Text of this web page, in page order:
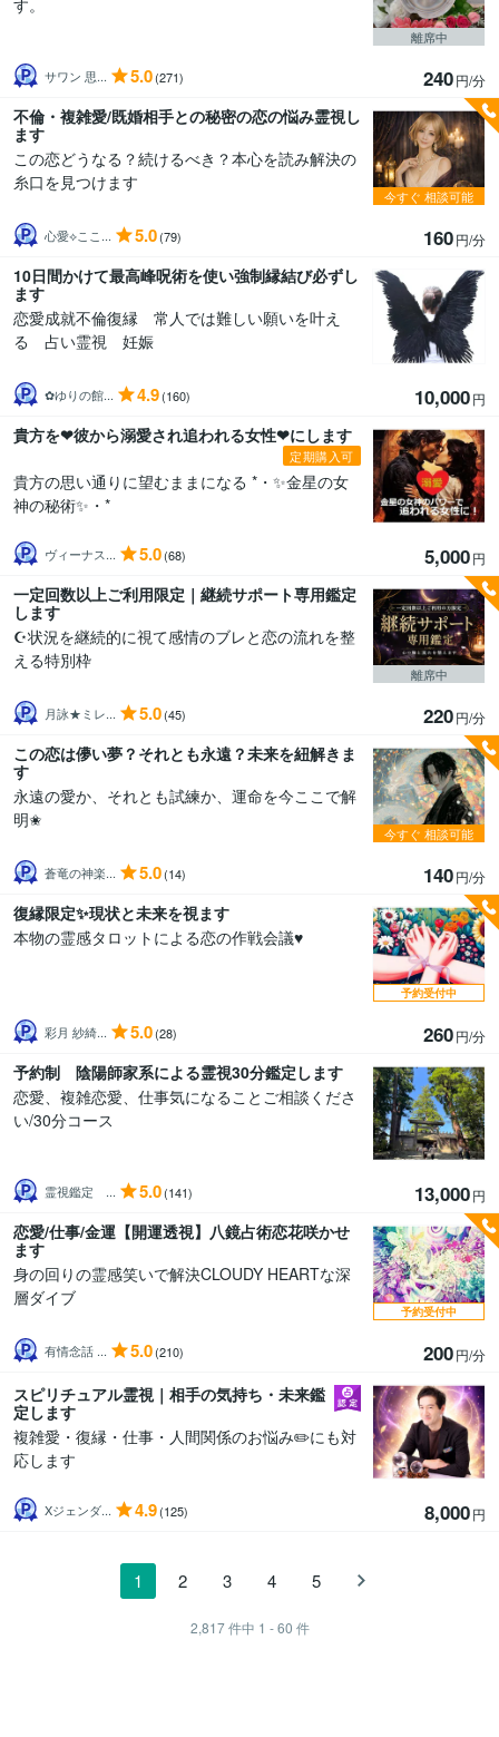
す。
サワン 思... 5.0(271) 240円/分
離席中
不倫・複雑愛/既婚相手との秘密の恋の悩み霊視し
ます
この恋どうなる？続けるべき？本心を読み解決の
糸口を見つけます
心愛⟡ここ... 5.0(79) 160円/分
今すぐ 相談可能
10日間かけて最高峰呪術を使い強制縁結び必ずし
ます
恋愛成就不倫復縁 常人では難しい願いを叶え
る 占い霊視 妊娠
✿ゆりの館... 4.9(160) 10,000円
貴方を❤彼から溺愛され追われる女性❤にします
定期購入可
貴方の思い通りに望むままになる *・✨金星の女
神の秘術✨・*
ヴィーナス... 5.0(68) 5,000円
一定回数以上ご利用限定｜継続サポート専用鑑定
します
☪状況を継続的に視て感情のブレと恋の流れを整
える特別枠
月詠★ミレ... 5.0(45) 220円/分
離席中
この恋は儚い夢？それとも永遠？未来を紐解きま
す
永遠の愛か、それとも試練か、運命を今ここで解
明✬
蒼竜の神楽... 5.0(14) 140円/分
今すぐ 相談可能
復縁限定✨現状と未来を視ます
本物の霊感タロットによる恋の作戦会議♥️
彩月 紗綺... 5.0(28) 260円/分
予約受付中
予約制 陰陽師家系による霊視30分鑑定します
恋愛、複雑恋愛、仕事気になることご相談くださ
い/30分コース
霊視鑑定 ... 5.0(141) 13,000円
恋愛/仕事/金運【開運透視】八鏡占術恋花咲かせ
ます
身の回りの霊感笑いで解決CLOUDY HEARTな深
層ダイブ
有情念話 ... 5.0(210) 200円/分
予約受付中
スピリチュアル霊視｜相手の気持ち・未来鑑
定します
複雑愛・復縁・仕事・人間関係のお悩み✏️にも対
応します
Xジェンダ... 4.9(125) 8,000円
1 2 3 4 5
2,817 件中 1 - 60 件